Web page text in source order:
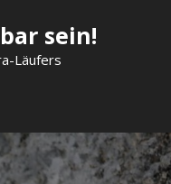
sein!
Läufers